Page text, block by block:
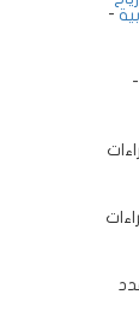
-
-